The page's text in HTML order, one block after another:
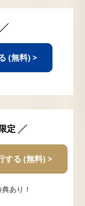
╱
(無料) >
定 ╱
する (無料) >
あり！